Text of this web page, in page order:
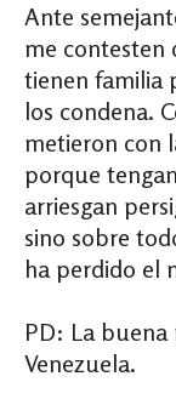
Ante
me contesten
tienen familia
los condena.
metieron con
porque
arriesgan
sino sobre
ha perdido el
PD: La buena
Venezuela.